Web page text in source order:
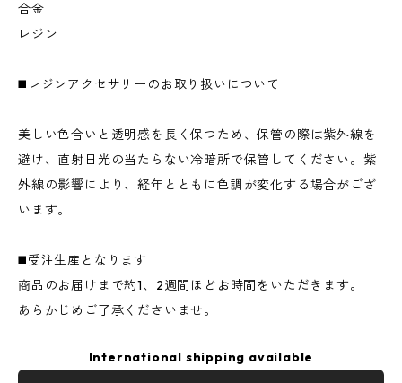
合金
レジン
◼️レジンアクセサリーのお取り扱いについて
美しい色合いと透明感を長く保つため、保管の際は紫外線を
避け、直射日光の当たらない冷暗所で保管してください。紫
外線の影響により、経年とともに色調が変化する場合がござ
います。
◼️受注生産となります
商品のお届けまで約1、2週間ほどお時間をいただきます。
あらかじめご了承くださいませ。
International shipping available